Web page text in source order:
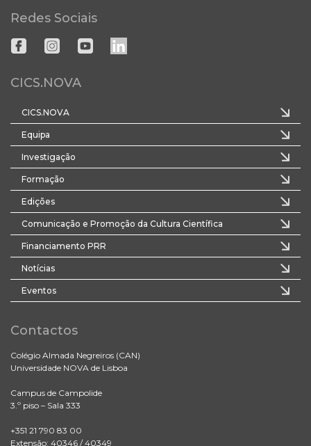
Redes Sociais
CICS.NOVA
CICS.NOVA
Equipa
Investigação
Formação
Edições
Comunicação e Promoção da Cultura Científica
Financiamento PRR
Notícias
Eventos
Contactos
Colégio Almada Negreiros (CAN)
Universidade NOVA de Lisboa
Campus de Campolide
3.º piso – Sala 333
+351 21 790 83 00
Extensão: 40346 / 40349